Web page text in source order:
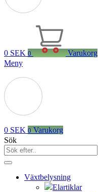
0 SEK 0
Varukorg
Meny
0 SEK 0 Varukorg
Sök
Växtbelysning
Elartiklar